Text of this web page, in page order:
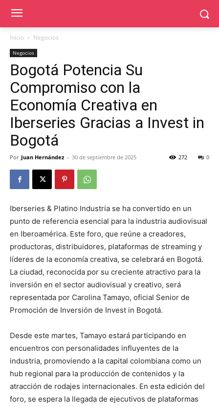
Inicio Negocios
Negocios
Bogotá Potencia Su
Compromiso con la
Economía Creativa en
Iberseries Gracias a Invest in
Bogotá
Por Juan Hernández - 30 de septiembre de 2025 0
272
Iberseries & Platino Industria se ha convertido en un
punto de referencia esencial para la industria audiovisual
en Iberoamérica. Este foro, que reúne a creadores,
productoras, distribuidores, plataformas de streaming y
líderes de la economía creativa, se celebrará en Bogotá.
La ciudad, reconocida por su creciente atractivo para la
inversión en el sector audiovisual y creativo, será
representada por Carolina Tamayo, oficial Senior de
Promoción de Inversión de Invest in Bogotá.
Desde este martes, Tamayo estará participando en
encuentros con personalidades influyentes de la
industria, promoviendo a la capital colombiana como un
hub regional para la producción de contenidos y la
atracción de rodajes internacionales. En esta edición del
foro, se espera la llegada de ejecutivos de plataformas